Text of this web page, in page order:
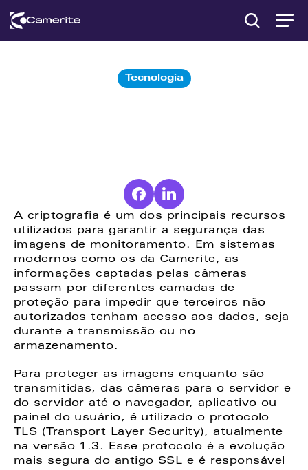
Tecnologia
A criptografia é um dos principais recursos
utilizados para garantir a segurança das
imagens de monitoramento. Em sistemas
modernos como os da Camerite, as
informações captadas pelas câmeras
passam por diferentes camadas de
proteção para impedir que terceiros não
autorizados tenham acesso aos dados, seja
durante a transmissão ou no
armazenamento.
Para proteger as imagens enquanto são
transmitidas, das câmeras para o servidor e
do servidor até o navegador, aplicativo ou
painel do usuário, é utilizado o protocolo
TLS (Transport Layer Security), atualmente
na versão 1.3. Esse protocolo é a evolução
mais segura do antigo SSL e é responsável